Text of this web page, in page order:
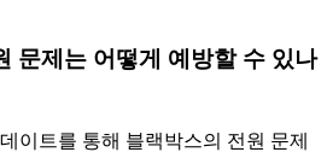
문제는 어떻게 예방할 수 있나
이트를 통해 블랙박스의 전원 문제